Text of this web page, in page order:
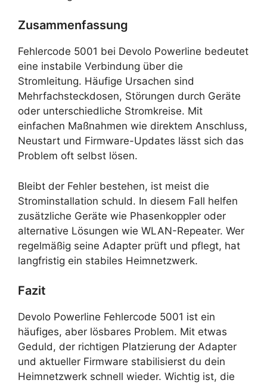
Zusammenfassung
Fehlercode 5001 bei Devolo Powerline bedeutet
eine instabile Verbindung über die
Stromleitung. Häufige Ursachen sind
Mehrfachsteckdosen, Störungen durch Geräte
oder unterschiedliche Stromkreise. Mit
einfachen Maßnahmen wie direktem Anschluss,
Neustart und Firmware-Updates lässt sich das
Problem oft selbst lösen.
Bleibt der Fehler bestehen, ist meist die
Strominstallation schuld. In diesem Fall helfen
zusätzliche Geräte wie Phasenkoppler oder
alternative Lösungen wie WLAN-Repeater. Wer
regelmäßig seine Adapter prüft und pflegt, hat
langfristig ein stabiles Heimnetzwerk.
Fazit
Devolo Powerline Fehlercode 5001 ist ein
häufiges, aber lösbares Problem. Mit etwas
Geduld, der richtigen Platzierung der Adapter
und aktueller Firmware stabilisierst du dein
Heimnetzwerk schnell wieder. Wichtig ist, die